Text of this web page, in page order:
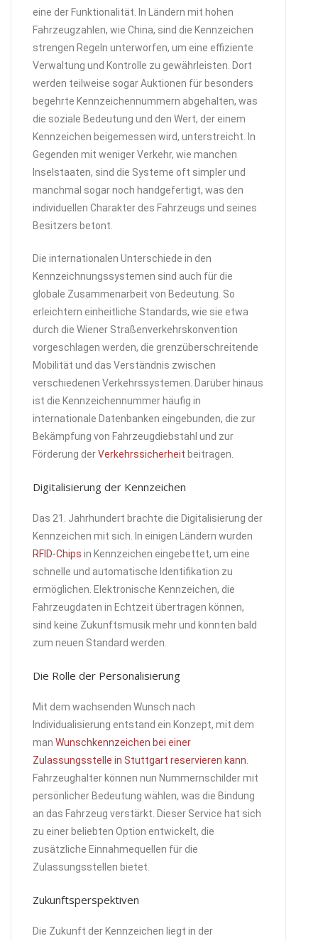
eine der Funktionalität. In Ländern mit hohen
Fahrzeugzahlen, wie China, sind die Kennzeichen
strengen Regeln unterworfen, um eine effiziente
Verwaltung und Kontrolle zu gewährleisten. Dort
werden teilweise sogar Auktionen für besonders
begehrte Kennzeichennummern abgehalten, was
die soziale Bedeutung und den Wert, der einem
Kennzeichen beigemessen wird, unterstreicht. In
Gegenden mit weniger Verkehr, wie manchen
Inselstaaten, sind die Systeme oft simpler und
manchmal sogar noch handgefertigt, was den
individuellen Charakter des Fahrzeugs und seines
Besitzers betont.
Die internationalen Unterschiede in den
Kennzeichnungssystemen sind auch für die
globale Zusammenarbeit von Bedeutung. So
erleichtern einheitliche Standards, wie sie etwa
durch die Wiener Straßenverkehrskonvention
vorgeschlagen werden, die grenzüberschreitende
Mobilität und das Verständnis zwischen
verschiedenen Verkehrssystemen. Darüber hinaus
ist die Kennzeichennummer häufig in
internationale Datenbanken eingebunden, die zur
Bekämpfung von Fahrzeugdiebstahl und zur
Förderung derVerkehrssicherheit beitragen.
Digitalisierung der Kennzeichen
Das 21. Jahrhundert brachte die Digitalisierung der
Kennzeichen mit sich. In einigen Ländern wurden
RFID-Chips in Kennzeichen eingebettet, um eine
schnelle und automatische Identifikation zu
ermöglichen. Elektronische Kennzeichen, die
Fahrzeugdaten in Echtzeit übertragen können,
sind keine Zukunftsmusik mehr und könnten bald
zum neuen Standard werden.
Die Rolle der Personalisierung
Mit dem wachsenden Wunsch nach
Individualisierung entstand ein Konzept, mit dem
man Wunschkennzeichen bei einer
Zulassungsstelle in Stuttgart reservieren kann.
Fahrzeughalter können nun Nummernschilder mit
persönlicher Bedeutung wählen, was die Bindung
an das Fahrzeug verstärkt. Dieser Service hat sich
zu einer beliebten Option entwickelt, die
zusätzliche Einnahmequellen für die
Zulassungsstellen bietet.
Zukunftsperspektiven
Die Zukunft der Kennzeichen liegt in der